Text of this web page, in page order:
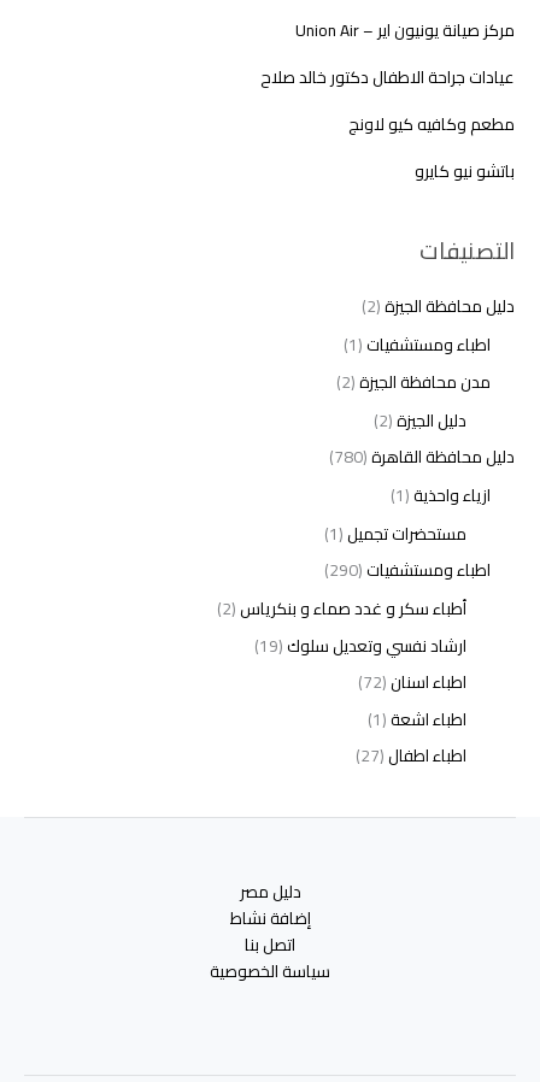
مركز صيانة يونيون اير – Union Air
عيادات جراحة الاطفال دكتور خالد صلاح
مطعم وكافيه كيو لاونج
باتشو نيو كايرو
التصنيفات
دليل محافظة الجيزة(2)
اطباء ومستشفيات(1)
مدن محافظة الجيزة(2)
دليل الجيزة(2)
دليل محافظة القاهرة(780)
ازياء واحذية(1)
مستحضرات تجميل(1)
اطباء ومستشفيات(290)
أطباء سكر و غدد صماء و بنكرياس(2)
ارشاد نفسي وتعديل سلوك(19)
اطباء اسنان(72)
اطباء اشعة(1)
اطباء اطفال(27)
اطباء امراض الذكورة(1)
دليل مصر
إضافة نشاط
اتصل بنا
سياسة الخصوصية